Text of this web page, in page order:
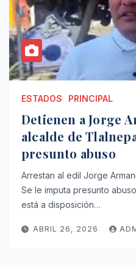
ESTADOS PRINCIPAL
Detienen a Jorge
alcalde de
presunto abuso
Arrestan al edil Jorge
Se le imputa presunto
está a disposición…
ABRIL 26, 2026